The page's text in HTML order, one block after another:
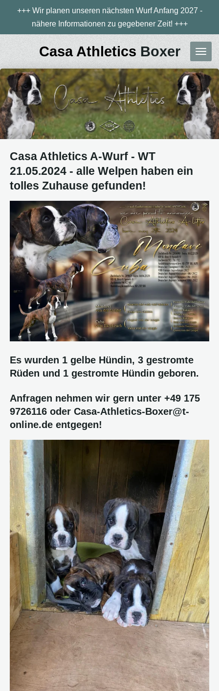
Zum
Hauptinhalt
springen
Casa Athletics Boxer
+++ Wir planen unseren nächsten Wurf Anfang 2027 -
nähere Informationen zu gegebener Zeit! +++
Casa Athletics A-Wurf - WT
21.05.2024 - alle Welpen haben ein
tolles Zuhause gefunden!
Es wurden 1 gelbe Hündin, 3 gestromte
Rüden und 1 gestromte Hündin geboren.
Anfragen nehmen wir gern unter +49 175
9726116 oder Casa-Athletics-Boxer@t-
online.de entgegen!